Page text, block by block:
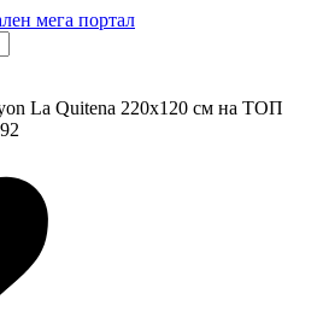
La Quitena 220х120 см на ТОП